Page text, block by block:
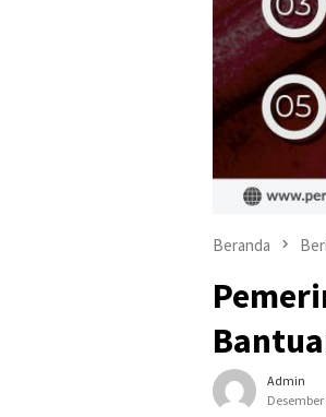
Beranda
Admin
Desember